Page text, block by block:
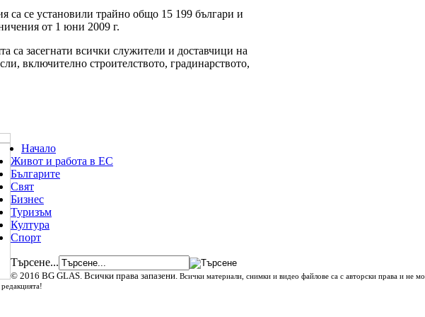
се установили трайно общо 15 199 българи и
от 1 юни 2009 г.
са засегнати всички служители и доставчици на
включително строителството, градинарството,
Начало
Живот и работа в ЕС
Българите
Свят
Бизнес
Туризъм
Култура
Спорт
Търсене...
© 2016 BG GLAS. Всички права запазени. Всички материали, снимки и видео файлове са с авторски права и не